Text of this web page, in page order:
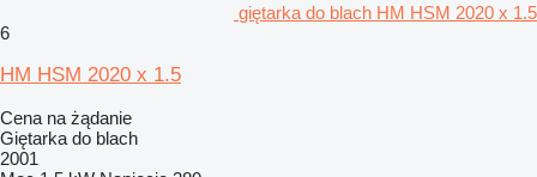
giętarka do blach HM HSM 2020 x 1.5
6
HM HSM 2020 x 1.5
Cena na żądanie
Giętarka do blach
2001